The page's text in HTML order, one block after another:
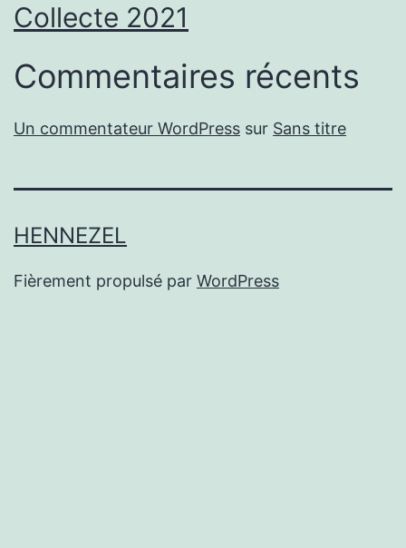
Collecte 2021
Commentaires récents
Un commentateur WordPress sur Sans titre
HENNEZEL
Fièrement propulsé par WordPress